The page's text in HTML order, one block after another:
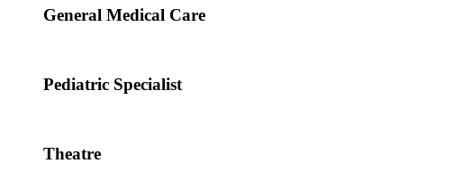
General Medical Care
Pediatric Specialist
Theatre